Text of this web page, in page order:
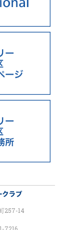
257-14